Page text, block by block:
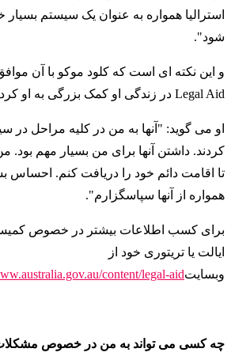
استرالیا همواره به عنوان یک سیستم
شود".
و این نکته ای است که کلود موکو با آن
Legal Aid در زندگی او کمک بزرگی به او کرده است.
او می گوید: "آنها به من در کلیه مراحل
کردند. داشتن آنها برای من بسیار مهم
تا اقامت دائم خود را دریافت کنم.
همواره از آنها سپاسگزارم".
ایالت یا تریتوری خود از
وبسایتcontent/legal-aid
چه کسی می تواند به من در خصوص